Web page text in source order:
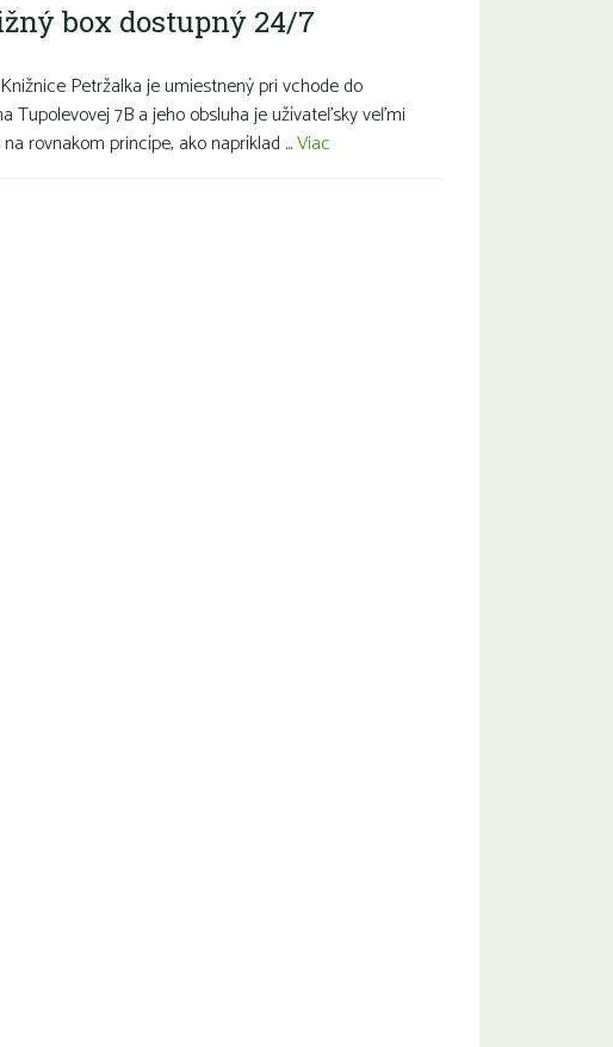
box dostupný 24/7
Petržalka je umiestnený pri vchode do
Tupolevovej 7B a jeho obsluha je užívateľsky veľmi
rovnakom princípe, ako napríklad ...Viac